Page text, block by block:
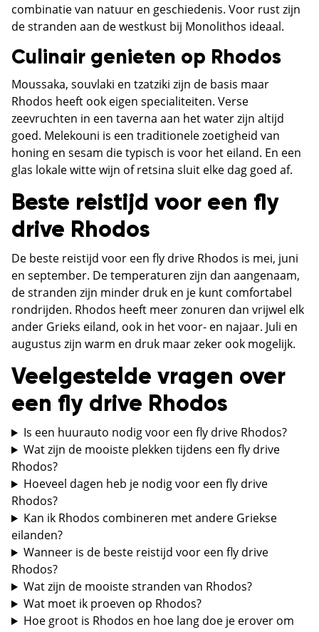
combinatie van natuur en geschiedenis. Voor rust zijn
de stranden aan de westkust bij Monolithos ideaal.
Culinair genieten op Rhodos
Moussaka, souvlaki en tzatziki zijn de basis maar
Rhodos heeft ook eigen specialiteiten. Verse
zeevruchten in een taverna aan het water zijn altijd
goed. Melekouni is een traditionele zoetigheid van
honing en sesam die typisch is voor het eiland. En een
glas lokale witte wijn of retsina sluit elke dag goed af.
Beste reistijd voor een fly
drive Rhodos
De beste reistijd voor een fly drive Rhodos is mei, juni
en september. De temperaturen zijn dan aangenaam,
de stranden zijn minder druk en je kunt comfortabel
rondrijden. Rhodos heeft meer zonuren dan vrijwel elk
ander Grieks eiland, ook in het voor- en najaar. Juli en
augustus zijn warm en druk maar zeker ook mogelijk.
Veelgestelde vragen over
een fly drive Rhodos
Is een huurauto nodig voor een fly drive Rhodos?
Wat zijn de mooiste plekken tijdens een fly drive
Rhodos?
Hoeveel dagen heb je nodig voor een fly drive
Rhodos?
Kan ik Rhodos combineren met andere Griekse
eilanden?
Wanneer is de beste reistijd voor een fly drive
Rhodos?
Wat zijn de mooiste stranden van Rhodos?
Wat moet ik proeven op Rhodos?
Hoe groot is Rhodos en hoe lang doe je erover om